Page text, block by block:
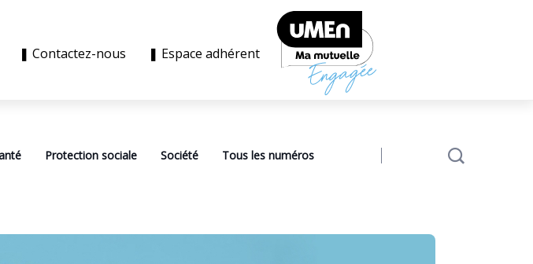
❚ Contactez-nous ❚ Espace adhérent
Protection sociale Société Tous les numéros